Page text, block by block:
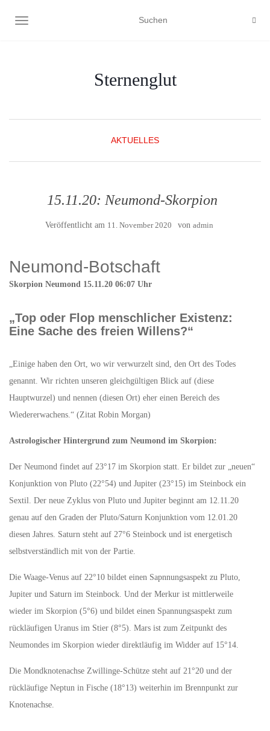
NAVIGATION UMSCHALTEN
Sternenglut
AKTUELLES
15.11.20: Neumond-Skorpion
Veröffentlicht am 11. November 2020 von admin
Neumond-Botschaft
Skorpion Neumond 15.11.20 06:07 Uhr
„Top oder Flop menschlicher Existenz:
Eine Sache des freien Willens?“
„Einige haben den Ort, wo wir verwurzelt sind, den Ort des Todes
genannt. Wir richten unseren gleichgültigen Blick auf (diese
Hauptwurzel) und nennen (diesen Ort) eher einen Bereich des
Wiedererwachens.“ (Zitat Robin Morgan)
Astrologischer Hintergrund zum Neumond im Skorpion:
Der Neumond findet auf 23°17 im Skorpion statt. Er bildet zur „neuen“
Konjunktion von Pluto (22°54) und Jupiter (23°15) im Steinbock ein
Sextil. Der neue Zyklus von Pluto und Jupiter beginnt am 12.11.20
genau auf den Graden der Pluto/Saturn Konjunktion vom 12.01.20
diesen Jahres. Saturn steht auf 27°6 Steinbock und ist energetisch
selbstverständlich mit von der Partie.
Die Waage-Venus auf 22°10 bildet einen Sapnnungsaspekt zu Pluto,
Jupiter und Saturn im Steinbock. Und der Merkur ist mittlerweile
wieder im Skorpion (5°6) und bildet einen Spannungsaspekt zum
rückläufigen Uranus im Stier (8°5). Mars ist zum Zeitpunkt des
Neumondes im Skorpion wieder direktläufig im Widder auf 15°14.
Die Mondknotenachse Zwillinge-Schütze steht auf 21°20 und der
rückläufige Neptun in Fische (18°13) weiterhin im Brennpunkt zur
Knotenachse.